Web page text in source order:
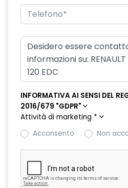
INFORMATIVA AI SENSI DEL
2016/679 "GDPR"
Attività di marketing *
Acconsento
Non